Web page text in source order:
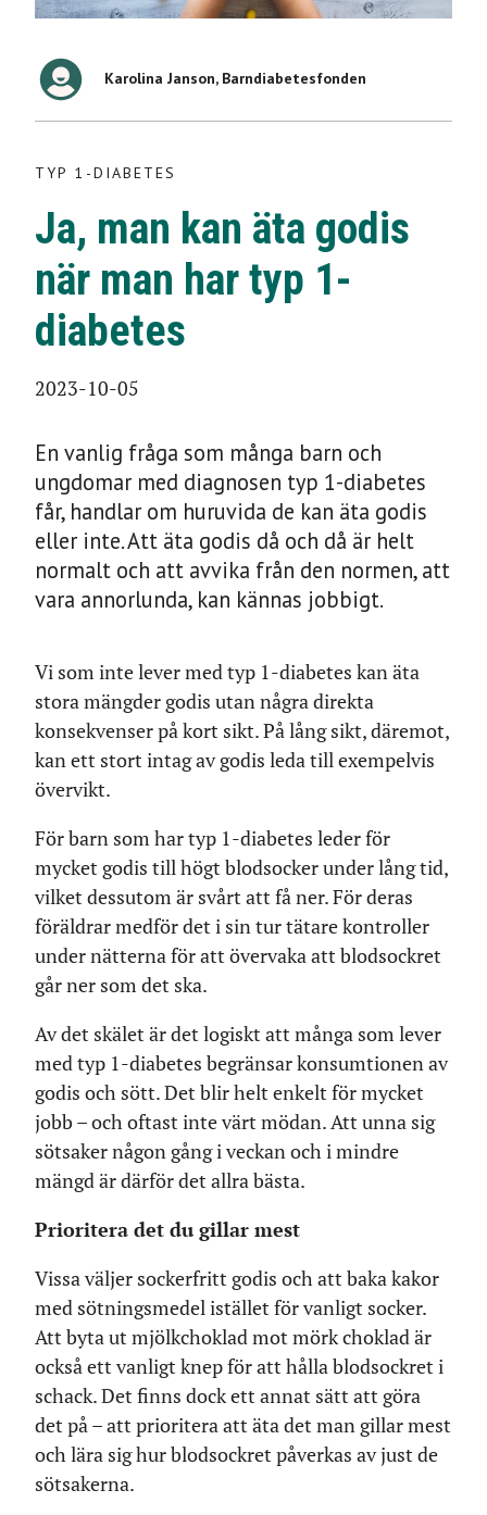
Ja, man kan äta godis
när man har typ 1-
diabetes
2023-10-05
Karolina Janson, Barndiabetesfonden
TYP 1-DIABETES
Ja, man kan äta godis
när man har typ 1-
diabetes
2023-10-05
En vanlig fråga som många barn och
ungdomar med diagnosen typ 1-diabetes
får, handlar om huruvida de kan äta godis
eller inte. Att äta godis då och då är helt
normalt och att avvika från den normen, att
vara annorlunda, kan kännas jobbigt.
Vi som inte lever med typ 1-diabetes kan äta
stora mängder godis utan några direkta
konsekvenser på kort sikt. På lång sikt, däremot,
kan ett stort intag av godis leda till exempelvis
övervikt.
För barn som har typ 1-diabetes leder för
mycket godis till högt blodsocker under lång tid,
vilket dessutom är svårt att få ner. För deras
föräldrar medför det i sin tur tätare kontroller
under nätterna för att övervaka att blodsockret
går ner som det ska.
Av det skälet är det logiskt att många som lever
med typ 1-diabetes begränsar konsumtionen av
godis och sött. Det blir helt enkelt för mycket
jobb – och oftast inte värt mödan. Att unna sig
sötsaker någon gång i veckan och i mindre
mängd är därför det allra bästa.
Prioritera det du gillar mest
Vissa väljer sockerfritt godis och att baka kakor
med sötningsmedel istället för vanligt socker.
Att byta ut mjölkchoklad mot mörk choklad är
också ett vanligt knep för att hålla blodsockret i
schack. Det finns dock ett annat sätt att göra
det på – att prioritera att äta det man gillar mest
och lära sig hur blodsockret påverkas av just de
sötsakerna.